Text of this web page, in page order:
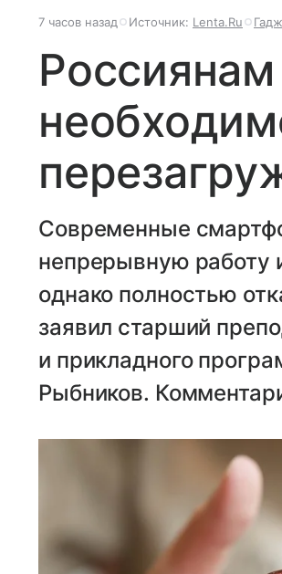
7 часов назад Источник: Lenta.Ru
Современные
непрерывную работу
однако полностью
заявил старший
и прикладного
Рыбников.